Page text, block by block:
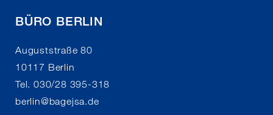
BÜRO BERLIN
Auguststraße 80
10117 Berlin
Tel. 030/28 395-318
berlin@bagejsa.de